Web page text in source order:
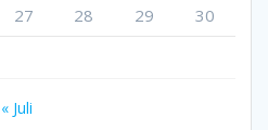
27 28 29
30
« Juli